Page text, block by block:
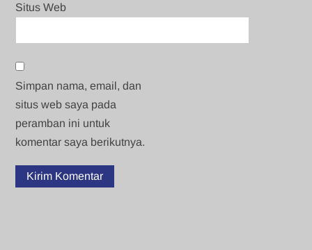
Situs Web
Simpan nama, email, dan
situs web saya pada
peramban ini untuk
komentar saya berikutnya.